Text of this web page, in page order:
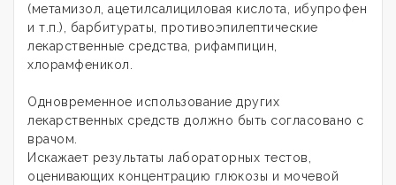
(метамизол, ацетилсалициловая кислота, ибупрофен
и т.п.), барбитураты, противоэпилептические
лекарственные средства, рифампицин,
хлорамфеникол.
Одновременное использование других
лекарственных средств должно быть согласовано с
врачом.
Искажает результаты лабораторных тестов,
оценивающих концентрацию глюкозы и мочевой